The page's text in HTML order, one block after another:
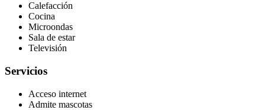
Calefacción
Cocina
Microondas
Sala de estar
Televisión
Servicios
Acceso internet
Admite mascotas